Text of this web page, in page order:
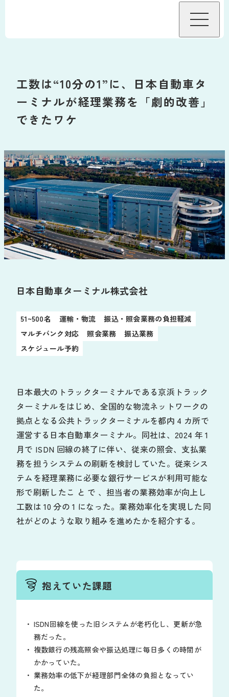
機能
データ自動連携オプション
サービス連携
接続金融機関
料金
料金・プラン
料金試算
導入事例
導入をお考えの方へ
お役立ち資料
導入の流れ
動作環境
販売代理店募集
工数は“10分の1”に、日本自動車タ
ーミナルが経理業務を「劇的改善」
できたワケ
日本自動車ターミナル株式会社
51~500名 運輸・物流
振込・照会業務の負担軽減
マルチバンク対応
照会業務
振込業務
スケジュール予約
日本最大のトラックターミナルである京浜トラック
ターミナルをはじめ、全国的な物流ネットワークの
拠点となる公共トラックターミナルを都内 4 カ所で
運営する日本自動車ターミナル。同社は、2024 年 1
月で ISDN 回線の終了に伴い、従来の照会、支払業
務を担うシステムの刷新を検討していた。従来シス
テムを経理業務に必要な銀行サービスが利用可能な
形で刷新したこ と で 、担当者の業務効率が向上し
工数は 10 分の 1 になった。業務効率化を実現した同
社がどのような取り組みを進めたかを紹介する。
抱えていた課題
ISDN回線を使った旧システムが老朽化し、更新が急
務だった。
複数銀行の残高照会や振込処理に毎日多くの時間が
かかっていた。
業務効率の低下が経理部門全体の負担となってい
た。